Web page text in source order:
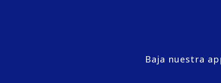
Baja nuestra